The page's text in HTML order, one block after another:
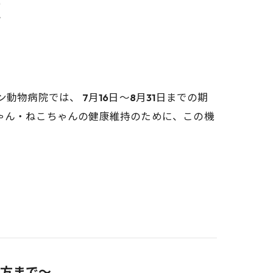
物病院では、 7月16日～8月31日までの期
・ねこちゃんの健康維持のために、この機